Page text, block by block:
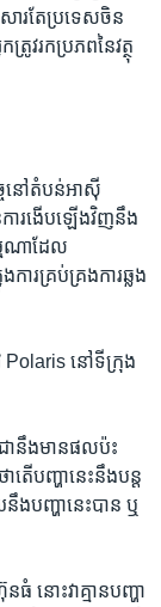
រ​តែ​ប្រទេស​ចិន​
វ​រក​ប្រភព​នៃ​វត្ថុ​
ច​នៅ​តំបន់​អាស៊ី
ារ​ងើប​ឡើង​វិញ​នឹង​
ណា​ដែល​
រ​គ្រប់គ្រង​ការ​ឆ្លង​
Polaris នៅ​ទីក្រុង​
ា​នឹង​មាន​ផល​ប៉ះ
ើ​បញ្ហា​នេះ​នឹង​បន្ត​
ង​បញ្ហា​នេះ​បាន ឬ​
នោះ​វា​គ្មាន​បញ្ហា​